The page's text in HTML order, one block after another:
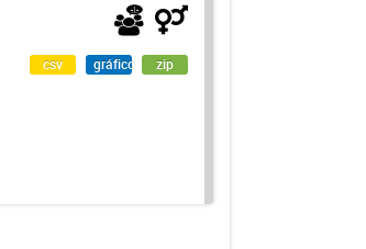
csv gráfico zip